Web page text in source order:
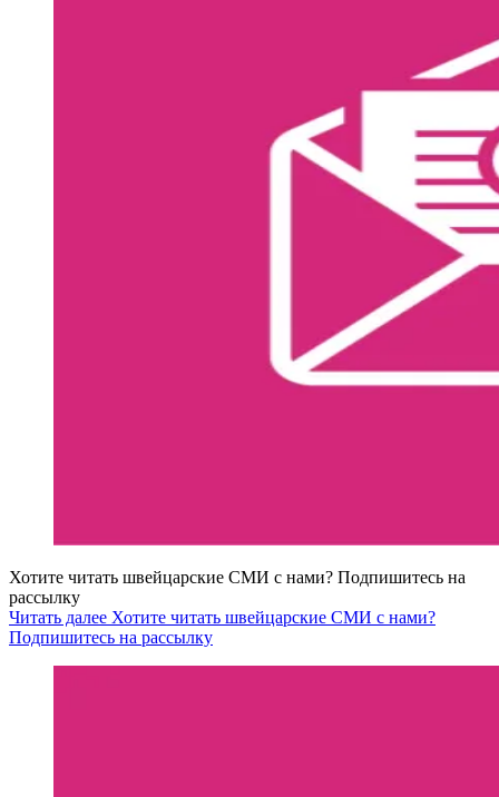
Хотите читать швейцарские СМИ с нами? Подпишитесь на
рассылку
Читать далее Хотите читать швейцарские СМИ с нами?
Подпишитесь на рассылку